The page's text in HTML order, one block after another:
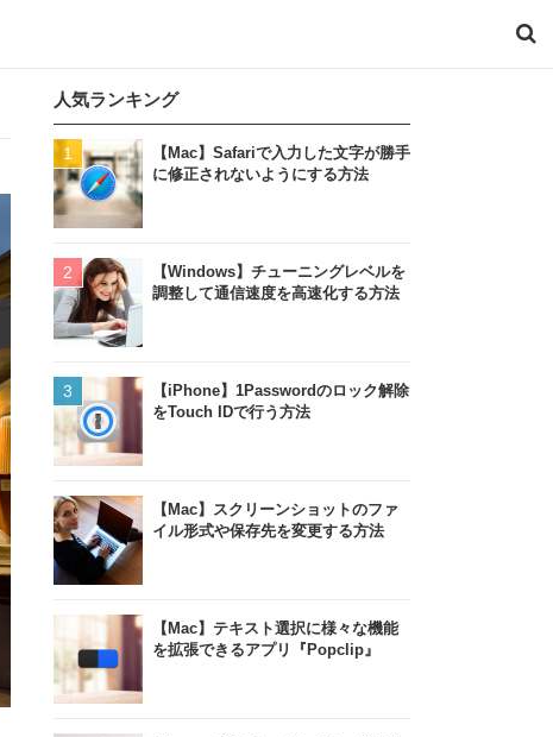
人気ランキング
【Mac】Safariで入力した文字が勝手
に修正されないようにする方法
【Windows】チューニングレベルを
調整して通信速度を高速化する方法
【iPhone】1Passwordのロック解除
をTouch IDで行う方法
【Mac】スクリーンショットのファ
イル形式や保存先を変更する方法
【Mac】テキスト選択に様々な機能
を拡張できるアプリ『Popclip』